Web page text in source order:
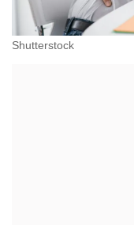
Shutterstock